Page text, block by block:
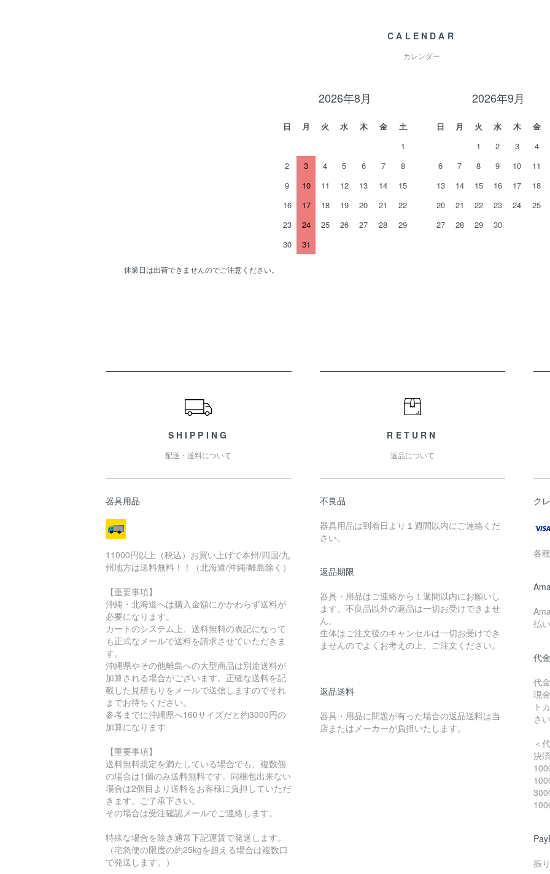
CALENDAR
カレンダー
2026年8月
日 月 火 水 木 金
土
1
2
3 4 5 6 7
8
9
10 11 12 13 14
15
16
17 18 19 20 21
22
23
24 25 26 27 28
29
30
31
2026年9月
日 月 火 水 木 金
1
2 3 4
6
7 8 9 10 11
13
14 15 16 17 18
20
21 22 23 24 25
27
28 29 30
休業日は出荷できませんのでご注意ください。
SHIPPING
配送・送料について
器具用品
11000円以上（税込）お買い上げで本州/四国/九
州地方は送料無料！！（北海道/沖縄/離島除く）
【重要事項】
沖縄・北海道へは購入金額にかかわらず送料が
必要になります。
カートのシステム上、送料無料の表記になって
も正式なメールで送料を請求させていただきま
す。
沖縄県やその他離島への大型商品は別途送料が
加算される場合がございます。正確な送料を記
載した見積もりをメールで送信しますのでそれ
までお待ちください。
参考までに沖縄県へ160サイズだと約3000円の
加算になります
【重要事項】
送料無料規定を満たしている場合でも、複数個
の場合は1個のみ送料無料です。同梱包出来ない
場合は2個目より送料をお客様に負担していただ
きます。ご了承下さい。
その場合は受注確認メールでご連絡します。
特殊な場合を除き通常下記運賃で発送します。
（宅急便の限度の約25kgを超える場合は複数口
で発送します。）
RETURN
返品について
不良品
器具用品は到着日より１週間以内にご連絡くだ
さい。
返品期限
器具・用品はご連絡から１週間以内にお願いし
ます。不良品以外の返品は一切お受けできませ
ん。
生体はご注文後のキャンセルは一切お受けでき
ませんのでよくお考えの上、ご注文ください。
返品送料
器具・用品に問題が有った場合の返品送料は当
店またはメーカーが負担いたします。
ク
各
払
代
代
現
ト
さい
＜
決
振